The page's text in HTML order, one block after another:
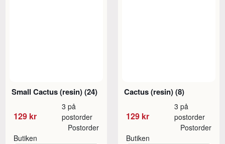
Small Cactus (resin) (24)
129 kr
3 på
postorder
Butiken
Postorder
Cactus (resin) (8)
129 kr
3 på
postorder
Butiken
Postorder